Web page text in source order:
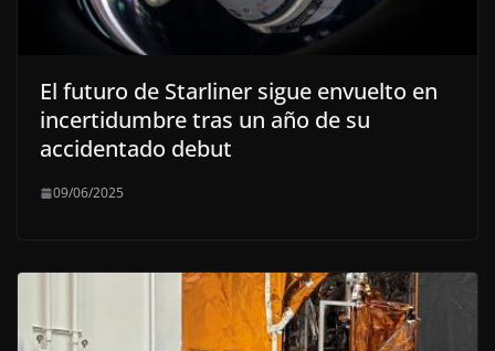
El futuro de Starliner sigue envuelto en
incertidumbre tras un año de su
accidentado debut
09/06/2025